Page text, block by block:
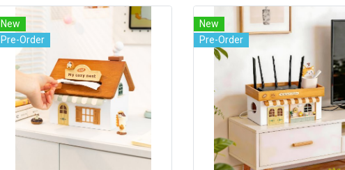
New
Pre-Order
New
Pre-Order